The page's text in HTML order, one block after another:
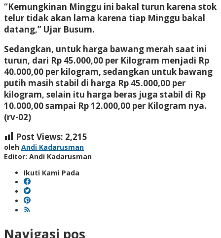
“Kemungkinan Minggu ini bakal turun karena stok
telur tidak akan lama karena tiap Minggu bakal
datang,” Ujar Busum.
Sedangkan, untuk harga bawang merah saat ini
turun, dari Rp 45.000,00 per Kilogram menjadi Rp
40.000,00 per kilogram, sedangkan untuk bawang
putih masih stabil di harga Rp 45.000,00 per
kilogram, selain itu harga beras juga stabil di Rp
10.000,00 sampai Rp 12.000,00 per Kilogram nya.
(rv-02)
Post Views: 2,215
oleh Andi Kadarusman
Editor: Andi Kadarusman
Ikuti Kami Pada
Navigasi pos